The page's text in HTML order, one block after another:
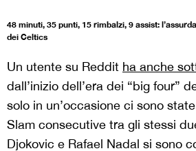
48 minuti, 35 punti, 15 rimbalzi, 9 assist:
dei Celtics
Un utente su Reddit ha anche
dall’inizio dell’era dei “big four”
solo in un’occasione ci sono
Slam consecutive tra gli stessi
Djokovic e Rafael Nadal si sono